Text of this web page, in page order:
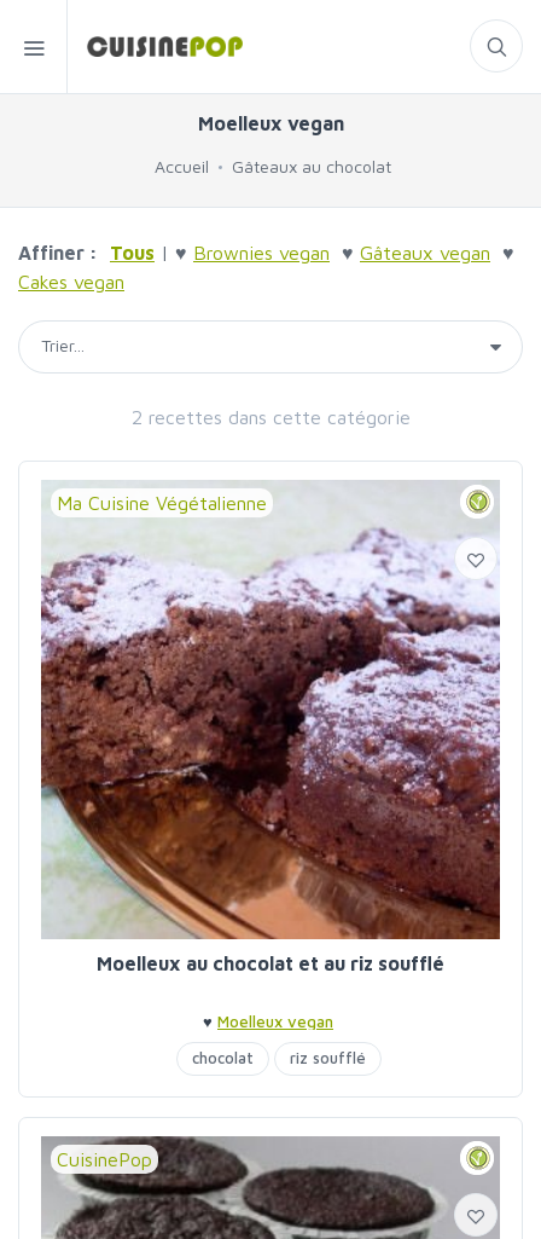
Moelleux vegan
Accueil Gâteaux au chocolat
Affiner : Tous | ♥ Brownies vegan ♥ Gâteaux vegan ♥
Cakes vegan
2 recettes dans cette catégorie
Ma Cuisine Végétalienne
Moelleux au chocolat et au riz soufflé
♥ Moelleux vegan
chocolat
riz soufflé
CuisinePop